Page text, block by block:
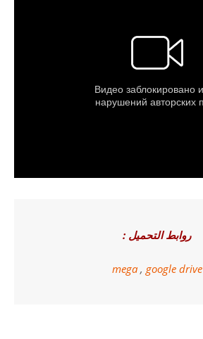
روابط التحميل :
mega, google drive